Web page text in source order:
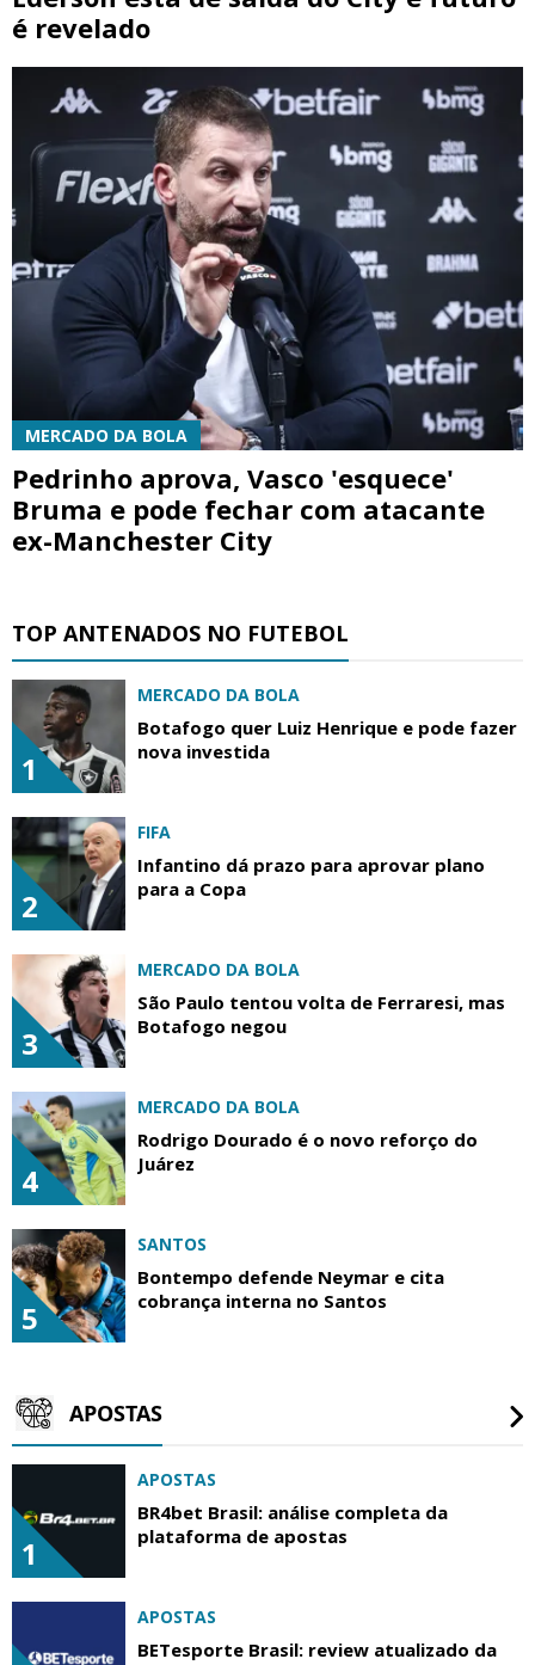
é revelado
MERCADO DA BOLA
Pedrinho aprova, Vasco 'esquece'
Bruma e pode fechar com atacante
ex-Manchester City
TOP ANTENADOS NO FUTEBOL
1
MERCADO DA BOLA
Botafogo quer Luiz Henrique e pode fazer
nova investida
2
FIFA
Infantino dá prazo para aprovar plano
para a Copa
3
MERCADO DA BOLA
São Paulo tentou volta de Ferraresi, mas
Botafogo negou
4
MERCADO DA BOLA
Rodrigo Dourado é o novo reforço do
Juárez
5
SANTOS
Bontempo defende Neymar e cita
cobrança interna no Santos
APOSTAS
1
APOSTAS
BR4bet Brasil: análise completa da
plataforma de apostas
APOSTAS
BETesporte Brasil: review atualizado da